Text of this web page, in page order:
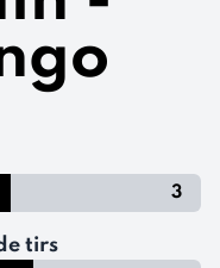
3
tirs